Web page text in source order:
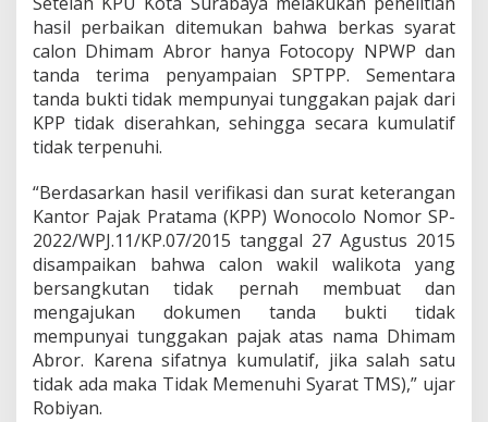
hasil perbaikan ditemukan bahwa berkas syarat
calon Dhimam Abror hanya Fotocopy NPWP dan
tanda terima penyampaian SPTPP. Sementara
tanda bukti tidak mempunyai tunggakan pajak dari
KPP tidak diserahkan, sehingga secara kumulatif
tidak terpenuhi.
“Berdasarkan hasil verifikasi dan surat keterangan
Kantor Pajak Pratama (KPP) Wonocolo Nomor SP-
2022/WPJ.11/KP.07/2015 tanggal 27 Agustus 2015
disampaikan bahwa calon wakil walikota yang
bersangkutan tidak pernah membuat dan
mengajukan dokumen tanda bukti tidak
mempunyai tunggakan pajak atas nama Dhimam
Abror. Karena sifatnya kumulatif, jika salah satu
tidak ada maka Tidak Memenuhi Syarat TMS),” ujar
Robiyan.